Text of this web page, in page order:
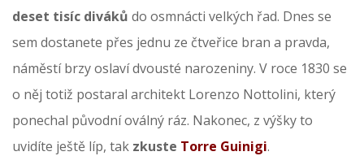
deset tisíc diváků do osmnácti velkých řad. Dnes se
sem dostanete přes jednu ze čtveřice bran a pravda,
náměstí brzy oslaví dvousté narozeniny. V roce 1830 se
o něj totiž postaral architekt Lorenzo Nottolini, který
ponechal původní oválný ráz. Nakonec, z výšky to
uvidíte ještě líp, tak zkuste Torre Guinigi.